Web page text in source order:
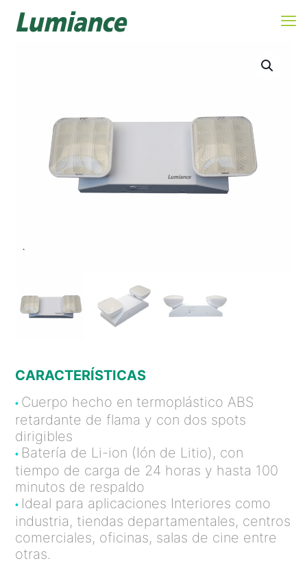
CARACTERÍSTICAS
• Cuerpo hecho en termoplástico ABS
retardante de flama y con dos spots
dirigibles
• Batería de Li-ion (Ión de Litio), con
tiempo de carga de 24 horas y hasta 100
minutos de respaldo
• Ideal para aplicaciones Interiores como
industria, tiendas departamentales, centros
comerciales, oficinas, salas de cine entre
otras.